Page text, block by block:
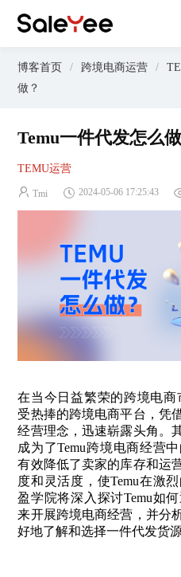
博客首页 / 跨境电商运营 /
做？
Temu一件代发怎么
TEMU运营
Tmi 2024-05-06 17:25:43
在当今日益繁荣的跨境电商
受热捧的跨境电商平台，凭
经营理念，迅速崭露头角。
成为了Temu跨境电商经营
有效降低了卖家的库存和运
度和灵活度，使Temu在激
盈学院将深入探讨Temu如
来开展跨境电商经营，并分
好地了解和选择一件代发货